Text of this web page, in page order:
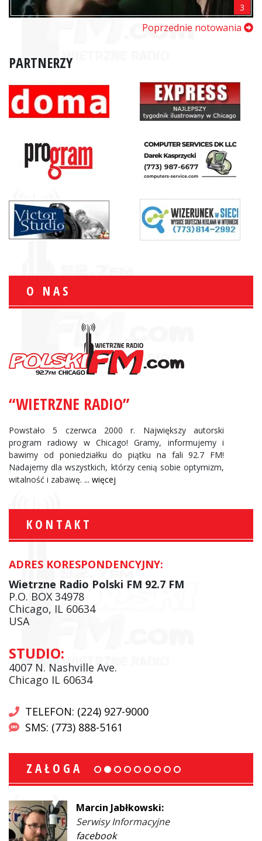
3
Poprzednie notowania
PARTNERZY
O NAS
“WIETRZNE RADIO”
Powstało 5 czerwca 2000 r. Największy autorski
program radiowy w Chicago! Gramy, informujemy i
bawimy od poniedziałku do piątku na fali 92.7 FM!
Nadajemy dla wszystkich, którzy cenią sobie optymizm,
witalność i zabawę. ... więcej
KONTAKT
ADRES KORESPONDENCYJNY:
Wietrzne Radio Polski FM 92.7 FM
P.O. BOX 34978
Chicago, IL 60634
USA
STUDIO:
4007 N. Nashville Ave.
Chicago IL 60634
TELEFON: (224) 927-9000
SMS: (773) 888-5161
ZAŁOGA
Marcin Jabłkowski:
Serwisy Informacyjne
facebook